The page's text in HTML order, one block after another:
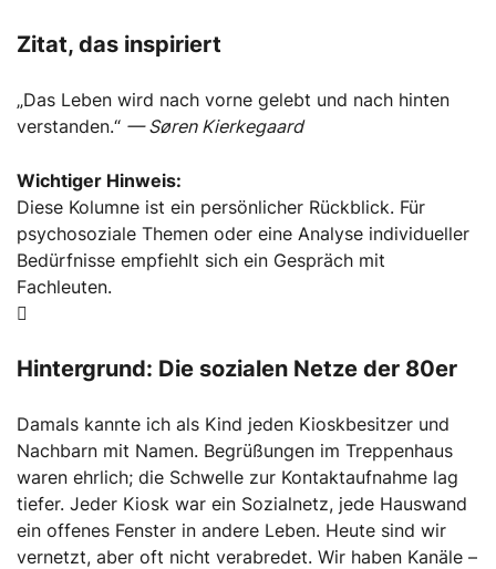
Zitat, das inspiriert
„Das Leben wird nach vorne gelebt und nach hinten
verstanden.“ — Søren Kierkegaard
Wichtiger Hinweis:
Diese Kolumne ist ein persönlicher Rückblick. Für
psychosoziale Themen oder eine Analyse individueller
Bedürfnisse empfiehlt sich ein Gespräch mit
Fachleuten.
Hintergrund: Die sozialen Netze der 80er
Damals kannte ich als Kind jeden Kioskbesitzer und
Nachbarn mit Namen. Begrüßungen im Treppenhaus
waren ehrlich; die Schwelle zur Kontaktaufnahme lag
tiefer. Jeder Kiosk war ein Sozialnetz, jede Hauswand
ein offenes Fenster in andere Leben. Heute sind wir
vernetzt, aber oft nicht verabredet. Wir haben Kanäle –